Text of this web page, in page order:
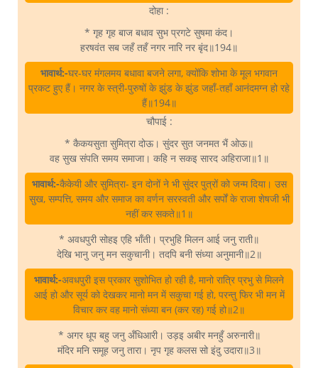
दोहा :
* गृह गृह बाज बधाव सुभ प्रगटे सुषमा कंद।
हरषवंत सब जहँ तहँ नगर नारि नर बृंद॥194॥
भावार्थ:-घर-घर मंगलमय बधावा बजने लगा, क्योंकि शोभा के मूल भगवान
प्रकट हुए हैं। नगर के स्त्री-पुरुषों के झुंड के झुंड जहाँ-तहाँ आनंदमग्न हो रहे
हैं॥194॥
चौपाई :
* कैकयसुता सुमित्रा दोऊ। सुंदर सुत जनमत भैं ओऊ॥
वह सुख संपति समय समाजा। कहि न सकइ सारद अहिराजा॥1॥
भावार्थ:-कैकेयी और सुमित्रा- इन दोनों ने भी सुंदर पुत्रों को जन्म दिया। उस
सुख, सम्पत्ति, समय और समाज का वर्णन सरस्वती और सर्पों के राजा शेषजी भी
नहीं कर सकते॥1॥
* अवधपुरी सोहइ एहि भाँती। प्रभुहि मिलन आई जनु राती॥
देखि भानु जनु मन सकुचानी। तदपि बनी संध्या अनुमानी॥2॥
भावार्थ:-अवधपुरी इस प्रकार सुशोभित हो रही है, मानो रात्रि प्रभु से मिलने
आई हो और सूर्य को देखकर मानो मन में सकुचा गई हो, परन्तु फिर भी मन में
विचार कर वह मानो संध्या बन (कर रह) गई हो॥2॥
* अगर धूप बहु जनु अँधिआरी। उड़इ अबीर मनहुँ अरुनारी॥
मंदिर मनि समूह जनु तारा। नृप गृह कलस सो इंदु उदारा॥3॥